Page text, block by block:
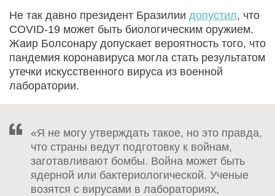
Не так давно президент Бразилии допустил, что
COVID-19 может быть биологическим оружием.
Жаир Болсонару допускает вероятность того, что
пандемия коронавируса могла стать результатом
утечки искусственного вируса из военной
лаборатории.
«Я не могу утверждать такое, но это правда,
что страны ведут подготовку к войнам,
заготавливают бомбы. Война может быть
ядерной или бактериологической. Ученые
возятся с вирусами в лабораториях,